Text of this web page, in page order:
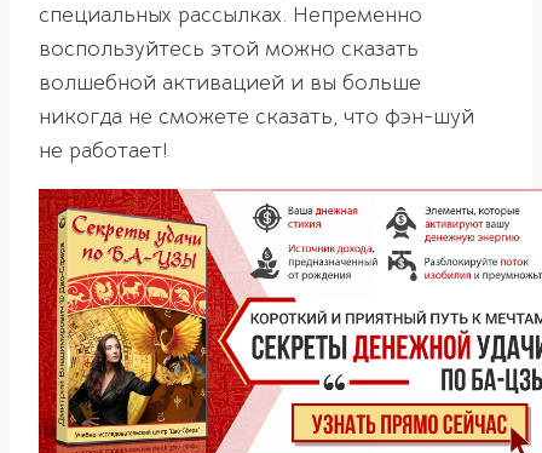
специальных рассылках. Непременно
воспользуйтесь этой можно сказать
волшебной активацией и вы больше
никогда не сможете сказать, что фэн-шуй
не работает!